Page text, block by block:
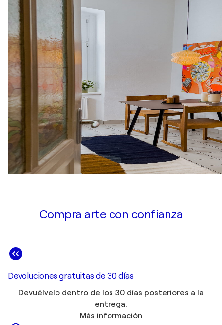
Compra arte con confianza
Devoluciones gratuitas de 30 días
Devuélvelo dentro de los 30 días posteriores a la
entrega.
Más información